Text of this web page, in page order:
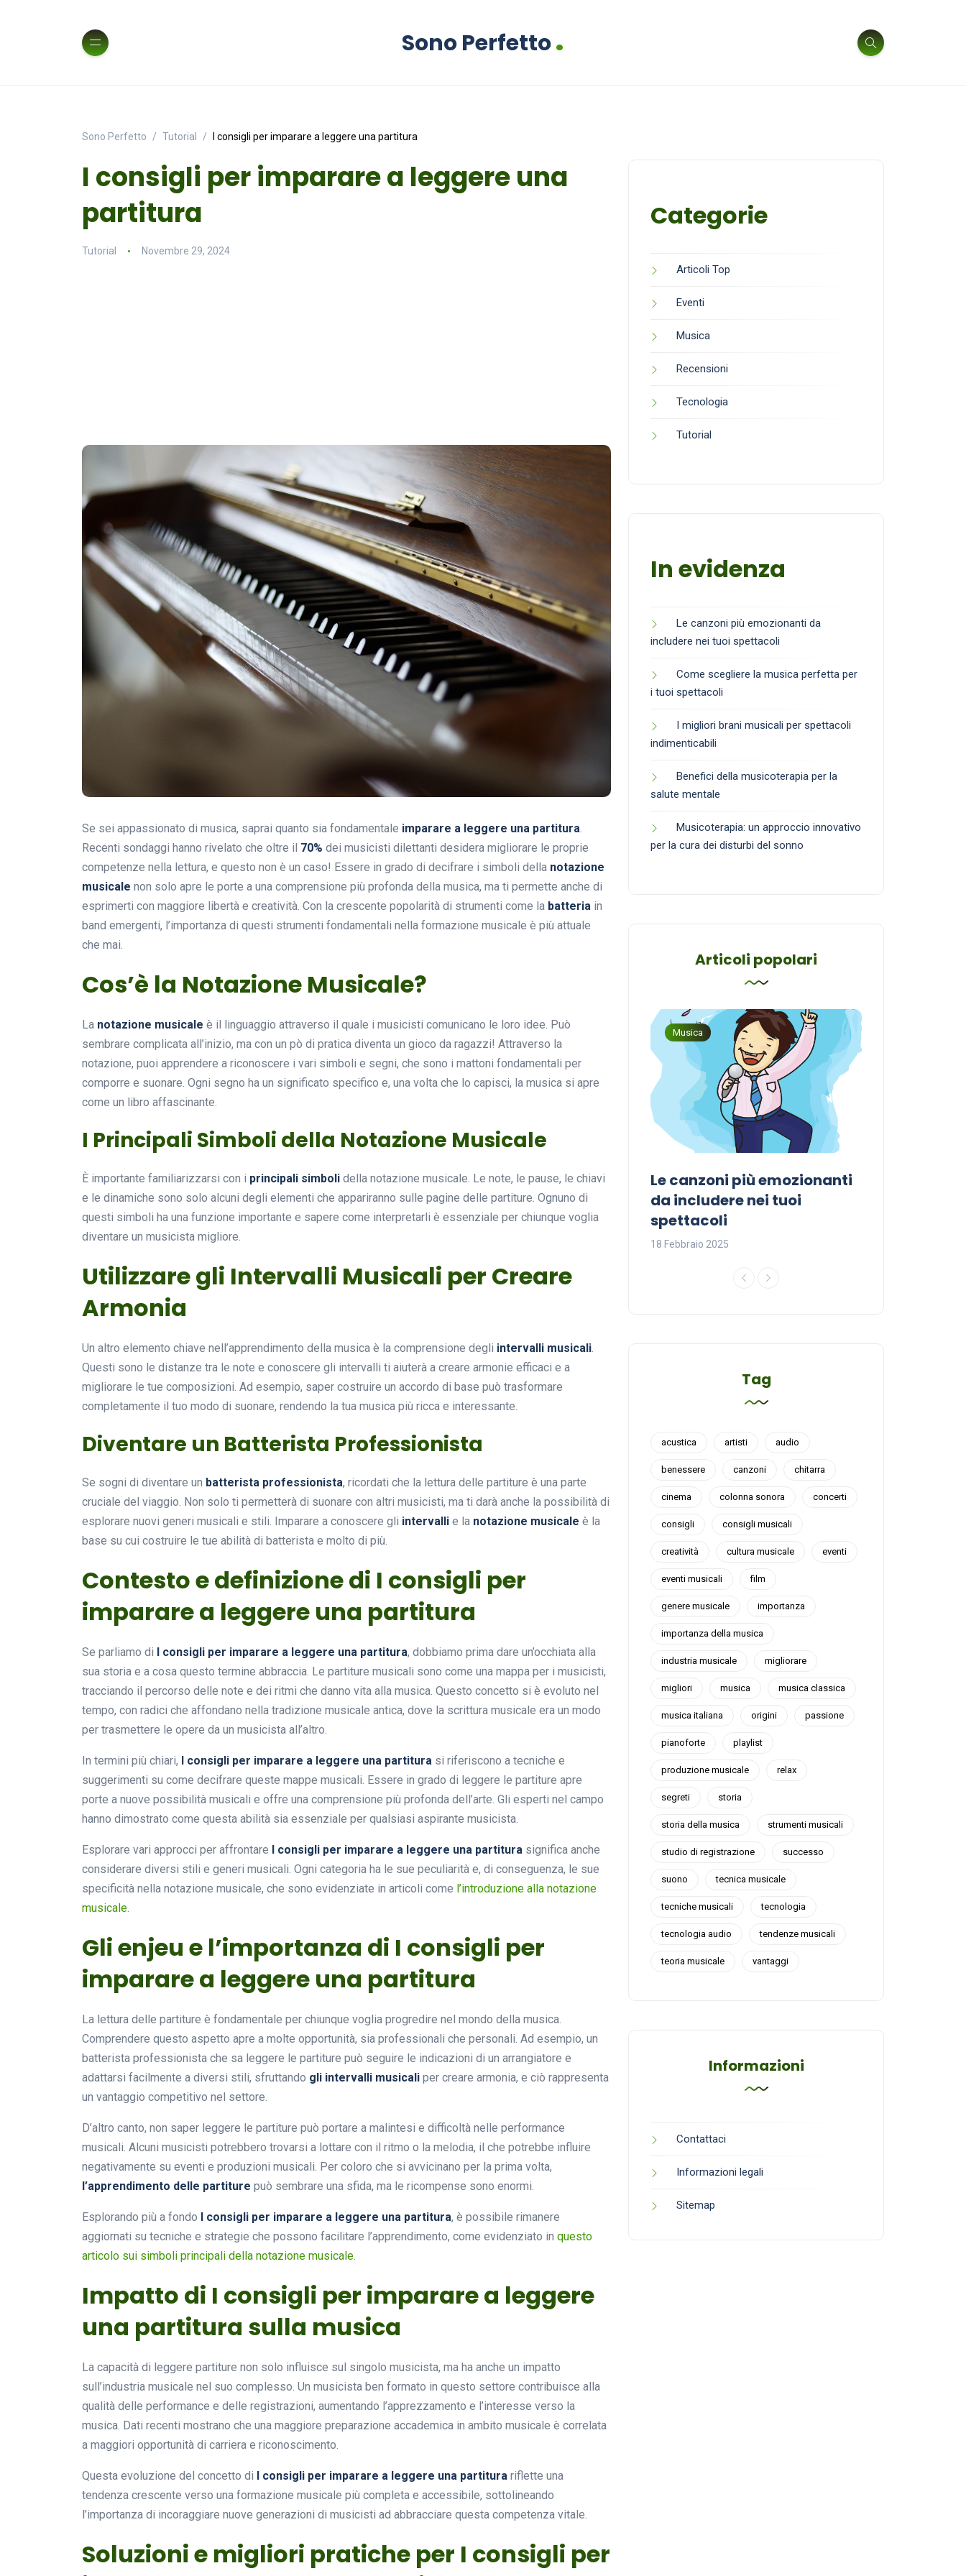
Sono Perfetto.
Sono Perfetto Tutorial I consigli per imparare a leggere una partitura
I consigli per imparare a leggere una
partitura
Tutorial Novembre 29, 2024
Se sei appassionato di musica, saprai quanto sia fondamentale imparare a leggere una partitura.
Recenti sondaggi hanno rivelato che oltre il 70% dei musicisti dilettanti desidera migliorare le proprie
competenze nella lettura, e questo non è un caso! Essere in grado di decifrare i simboli della notazione
musicale non solo apre le porte a una comprensione più profonda della musica, ma ti permette anche di
esprimerti con maggiore libertà e creatività. Con la crescente popolarità di strumenti come la batteria in
band emergenti, l’importanza di questi strumenti fondamentali nella formazione musicale è più attuale
che mai.
Cos’è la Notazione Musicale?
La notazione musicale è il linguaggio attraverso il quale i musicisti comunicano le loro idee. Può
sembrare complicata all’inizio, ma con un pò di pratica diventa un gioco da ragazzi! Attraverso la
notazione, puoi apprendere a riconoscere i vari simboli e segni, che sono i mattoni fondamentali per
comporre e suonare. Ogni segno ha un significato specifico e, una volta che lo capisci, la musica si apre
come un libro affascinante.
I Principali Simboli della Notazione Musicale
È importante familiarizzarsi con i principali simboli della notazione musicale. Le note, le pause, le chiavi
e le dinamiche sono solo alcuni degli elementi che appariranno sulle pagine delle partiture. Ognuno di
questi simboli ha una funzione importante e sapere come interpretarli è essenziale per chiunque voglia
diventare un musicista migliore.
Utilizzare gli Intervalli Musicali per Creare
Armonia
Un altro elemento chiave nell’apprendimento della musica è la comprensione degli intervalli musicali.
Questi sono le distanze tra le note e conoscere gli intervalli ti aiuterà a creare armonie efficaci e a
migliorare le tue composizioni. Ad esempio, saper costruire un accordo di base può trasformare
completamente il tuo modo di suonare, rendendo la tua musica più ricca e interessante.
Diventare un Batterista Professionista
Se sogni di diventare un batterista professionista, ricordati che la lettura delle partiture è una parte
cruciale del viaggio. Non solo ti permetterà di suonare con altri musicisti, ma ti darà anche la possibilità di
esplorare nuovi generi musicali e stili. Imparare a conoscere gli intervalli e la notazione musicale è la
base su cui costruire le tue abilità di batterista e molto di più.
Contesto e definizione di I consigli per
imparare a leggere una partitura
Se parliamo di I consigli per imparare a leggere una partitura, dobbiamo prima dare un’occhiata alla
sua storia e a cosa questo termine abbraccia. Le partiture musicali sono come una mappa per i musicisti,
tracciando il percorso delle note e dei ritmi che danno vita alla musica. Questo concetto si è evoluto nel
tempo, con radici che affondano nella tradizione musicale antica, dove la scrittura musicale era un modo
per trasmettere le opere da un musicista all’altro.
In termini più chiari, I consigli per imparare a leggere una partitura si riferiscono a tecniche e
suggerimenti su come decifrare queste mappe musicali. Essere in grado di leggere le partiture apre
porte a nuove possibilità musicali e offre una comprensione più profonda dell’arte. Gli esperti nel campo
hanno dimostrato come questa abilità sia essenziale per qualsiasi aspirante musicista.
Esplorare vari approcci per affrontare I consigli per imparare a leggere una partitura significa anche
considerare diversi stili e generi musicali. Ogni categoria ha le sue peculiarità e, di conseguenza, le sue
specificità nella notazione musicale, che sono evidenziate in articoli come l’introduzione alla notazione
musicale.
Gli enjeu e l’importanza di I consigli per
imparare a leggere una partitura
La lettura delle partiture è fondamentale per chiunque voglia progredire nel mondo della musica.
Comprendere questo aspetto apre a molte opportunità, sia professionali che personali. Ad esempio, un
batterista professionista che sa leggere le partiture può seguire le indicazioni di un arrangiatore e
adattarsi facilmente a diversi stili, sfruttando gli intervalli musicali per creare armonia, e ciò rappresenta
un vantaggio competitivo nel settore.
D’altro canto, non saper leggere le partiture può portare a malintesi e difficoltà nelle performance
musicali. Alcuni musicisti potrebbero trovarsi a lottare con il ritmo o la melodia, il che potrebbe influire
negativamente su eventi e produzioni musicali. Per coloro che si avvicinano per la prima volta,
l’apprendimento delle partiture può sembrare una sfida, ma le ricompense sono enormi.
Esplorando più a fondo I consigli per imparare a leggere una partitura, è possibile rimanere
aggiornati su tecniche e strategie che possono facilitare l’apprendimento, come evidenziato in questo
articolo sui simboli principali della notazione musicale.
Impatto di I consigli per imparare a leggere
una partitura sulla musica
La capacità di leggere partiture non solo influisce sul singolo musicista, ma ha anche un impatto
sull’industria musicale nel suo complesso. Un musicista ben formato in questo settore contribuisce alla
qualità delle performance e delle registrazioni, aumentando l’apprezzamento e l’interesse verso la
musica. Dati recenti mostrano che una maggiore preparazione accademica in ambito musicale è correlata
a maggiori opportunità di carriera e riconoscimento.
Questa evoluzione del concetto di I consigli per imparare a leggere una partitura riflette una
tendenza crescente verso una formazione musicale più completa e accessibile, sottolineando
l’importanza di incoraggiare nuove generazioni di musicisti ad abbracciare questa competenza vitale.
Soluzioni e migliori pratiche per I consigli per
Categorie
Articoli Top
Eventi
Musica
Recensioni
Tecnologia
Tutorial
In evidenza
Le canzoni più emozionanti da
includere nei tuoi spettacoli
Come scegliere la musica perfetta per
i tuoi spettacoli
I migliori brani musicali per spettacoli
indimenticabili
Benefici della musicoterapia per la
salute mentale
Musicoterapia: un approccio innovativo
per la cura dei disturbi del sonno
Articoli popolari
Musicoterapia: un
approccio innovativo per la
cura dei disturbi del sonno
Musica
Le canzoni più emozionanti
da includere nei tuoi
spettacoli
18 Febbraio 2025
Tag
acustica artisti audio
benessere canzoni chitarra
cinema colonna sonora concerti
consigli consigli musicali
creatività cultura musicale eventi
eventi musicali film
genere musicale importanza
importanza della musica
industria musicale migliorare
migliori musica musica classica
musica italiana origini passione
pianoforte playlist
produzione musicale relax
segreti storia
storia della musica strumenti musicali
studio di registrazione successo
suono tecnica musicale
tecniche musicali tecnologia
tecnologia audio tendenze musicali
teoria musicale vantaggi
Informazioni
Contattaci
Informazioni legali
Sitemap